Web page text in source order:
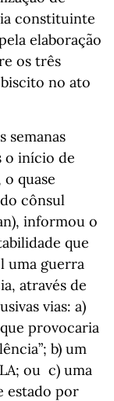
constituinte
elaboração
os três
no ato
semanas
o início de
quase
cônsul
informou o
que
uma guerra
através de
vias: a)
provocaria
b) um
ou c) uma
estado por